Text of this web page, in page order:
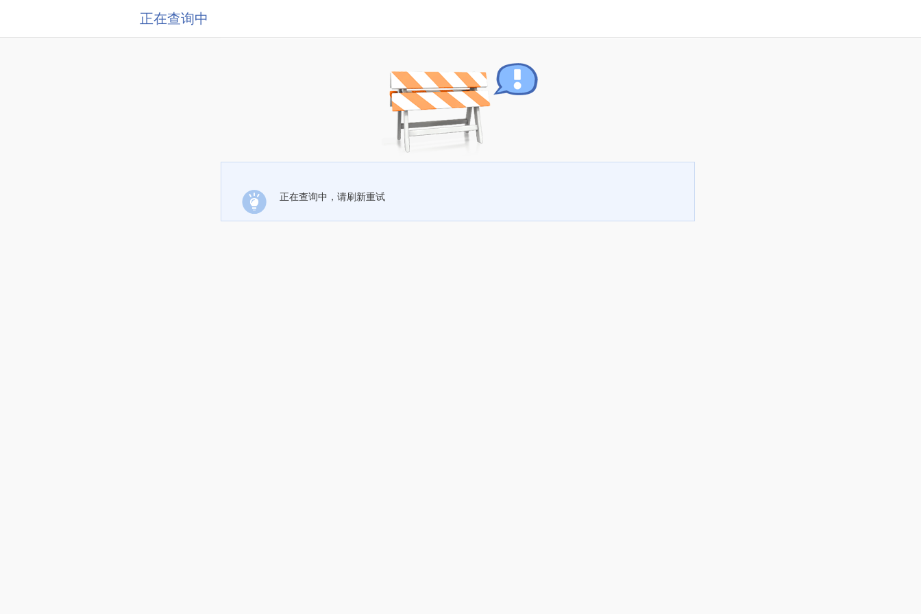
正在查询中
正在查询中，请刷新重试